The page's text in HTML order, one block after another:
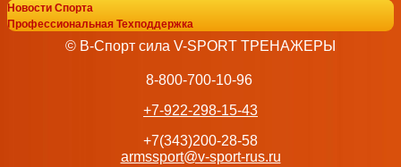
Беговая дорожка BH FITNESS RC09 TFT
117 990 руб.
добавить в заказ
Беговая дорожка BH FITNESS F9R TFT s-dostavka
Новости Спорта
Профессиональная Техподдержка
© В-Спорт сила V-SPORT ТРЕНАЖЕРЫ
8-800-700-10-96
+7-922-298-15-43
+7(343)200-28-58
armssport@v-sport-rus.ru